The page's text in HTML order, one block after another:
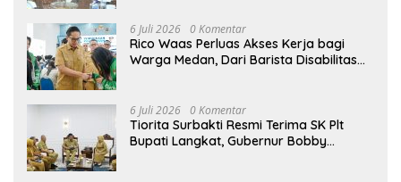
6 Juli 2026 0 Komentar
Rico Waas Perluas Akses Kerja bagi
Warga Medan, Dari Barista Disabilitas
6 Juli 2026 0 Komentar
Tiorita Surbakti Resmi Terima SK Plt
Bupati Langkat, Gubernur Bobby